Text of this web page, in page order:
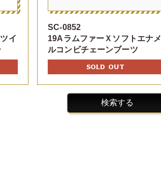
イ
SC-0852
19AラムファーＸソフトエナメ
ルコンビチェーンブーツ
SOLD OUT
検索する